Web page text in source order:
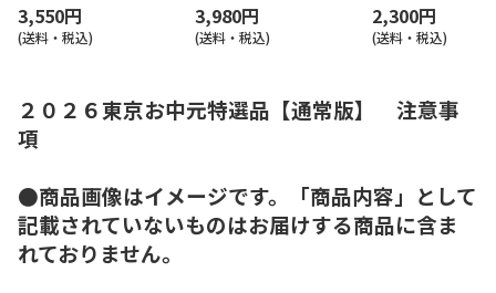
3,550円
(送料・税込)
3,980円
(送料・税込)
2,300円
(送料・税込)
２０２６東京お中元特選品【通常版】 注意事
項
●商品画像はイメージです。「商品内容」として
記載されていないものはお届けする商品に含ま
れておりません。